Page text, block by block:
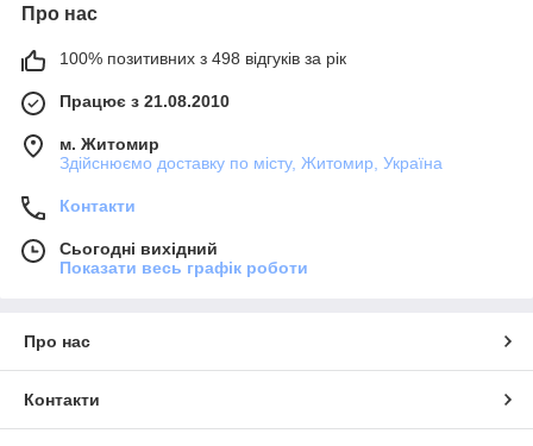
Про нас
100% позитивних з 498 відгуків за рік
Працює з 21.08.2010
м. Житомир
Здійснюємо доставку по місту, Житомир, Україна
Контакти
Сьогодні вихідний
Показати весь графік роботи
Про нас
Контакти